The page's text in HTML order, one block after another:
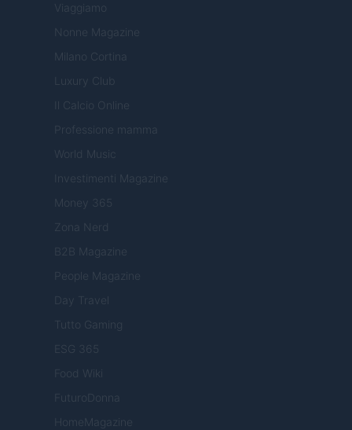
Viaggiamo
Nonne Magazine
Milano Cortina
Luxury Club
Il Calcio Online
Professione mamma
World Music
Investimenti Magazine
Money 365
Zona Nerd
B2B Magazine
People Magazine
Day Travel
Tutto Gaming
ESG 365
Food Wiki
FuturoDonna
HomeMagazine